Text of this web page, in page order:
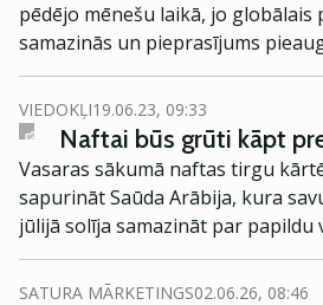
pēdējo mēnešu laikā, jo globālais
samazinās un pieprasījums
VIEDOKĻI19.06.23, 09:33
Naftai būs grūti kāpt
Vasaras sākumā naftas tirgu
sapurināt Saūda Arābija, kura
jūlijā solīja samazināt par papildu
bareliem dienā.
SATURA MĀRKETINGS02.06.26, 08:46